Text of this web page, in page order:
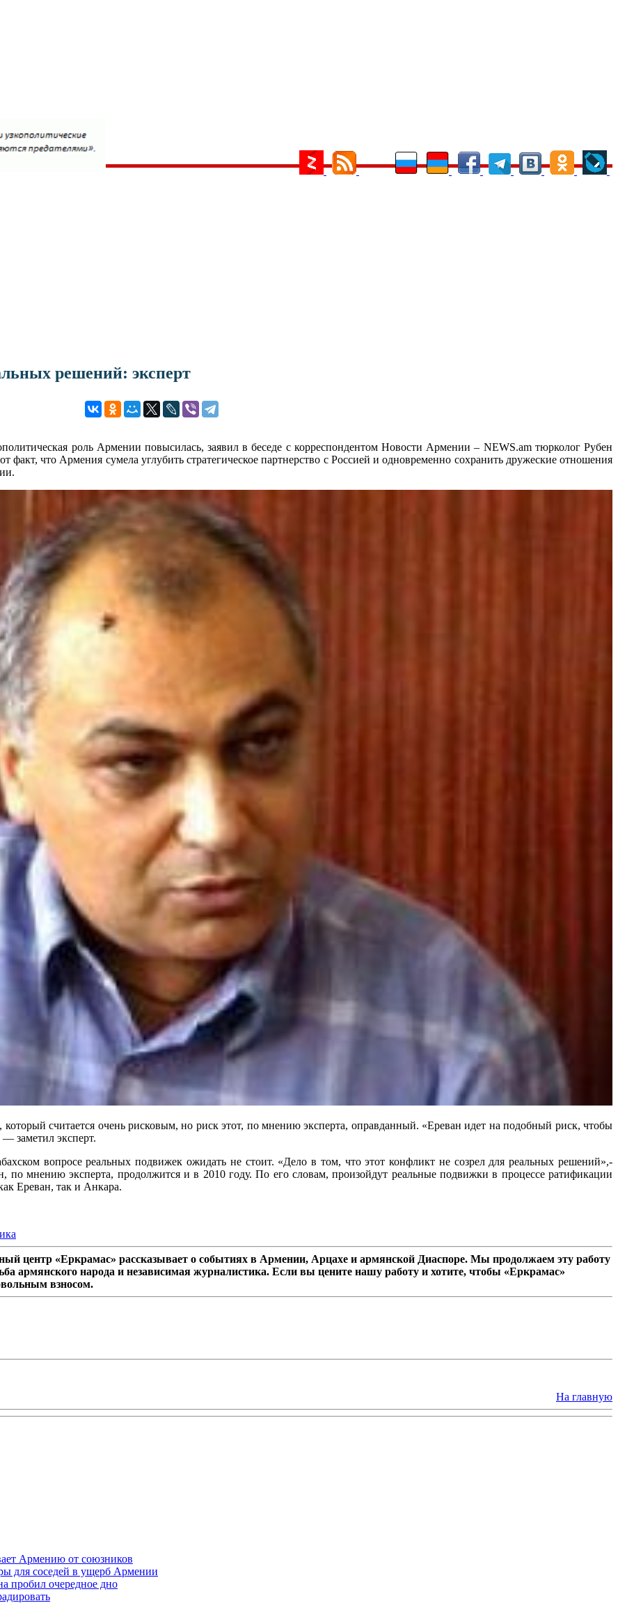
решений: эксперт
роль Армении повысилась, заявил в беседе с корреспондентом Новости Армении – NEWS.am тюрколог Рубен
что Армения сумела углубить стратегическое партнерство с Россией и одновременно сохранить дружеские отношения
считается очень рисковым, но риск этот, по мнению эксперта, оправданный. «Ереван идет на подобный риск, чтобы
заметил эксперт.
вопросе реальных подвижек ожидать не стоит. «Дело в том, что этот конфликт не созрел для реальных решений»,-
по мнению эксперта, продолжится и в 2010 году. По его словам, произойдут реальные подвижки в процессе ратификации
Ереван, так и Анкара.
центр «Еркрамас» рассказывает о событиях в Армении, Арцахе и армянской Диаспоре. Мы продолжаем эту работу
армянского народа и независимая журналистика. Если вы цените нашу работу и хотите, чтобы «Еркрамас»
взносом.
На главную
Армению от союзников
для соседей в ущерб Армении
пробил очередное дно